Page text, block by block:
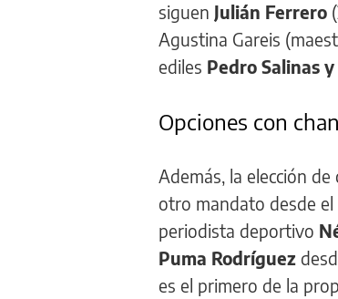
siguen Julián Ferrero
Agustina Gareis
ediles Pedro Salinas
Opciones con
Además, la elección
otro mandato desde el
periodista deportivo
Puma Rodríguez
es el primero de la